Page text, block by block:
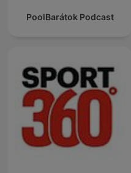
PoolBarátok Podcast